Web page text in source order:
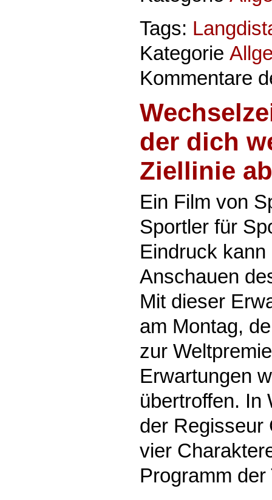
Tags:
Kategorie
Kommentare
der dich
Ziellinie
Ein Film von
Sportler für
Eindruck kann
Anschauen
Mit dieser
am Montag,
zur
Erwartungen
übertroffen. In
der Regisseur
vier
Programm